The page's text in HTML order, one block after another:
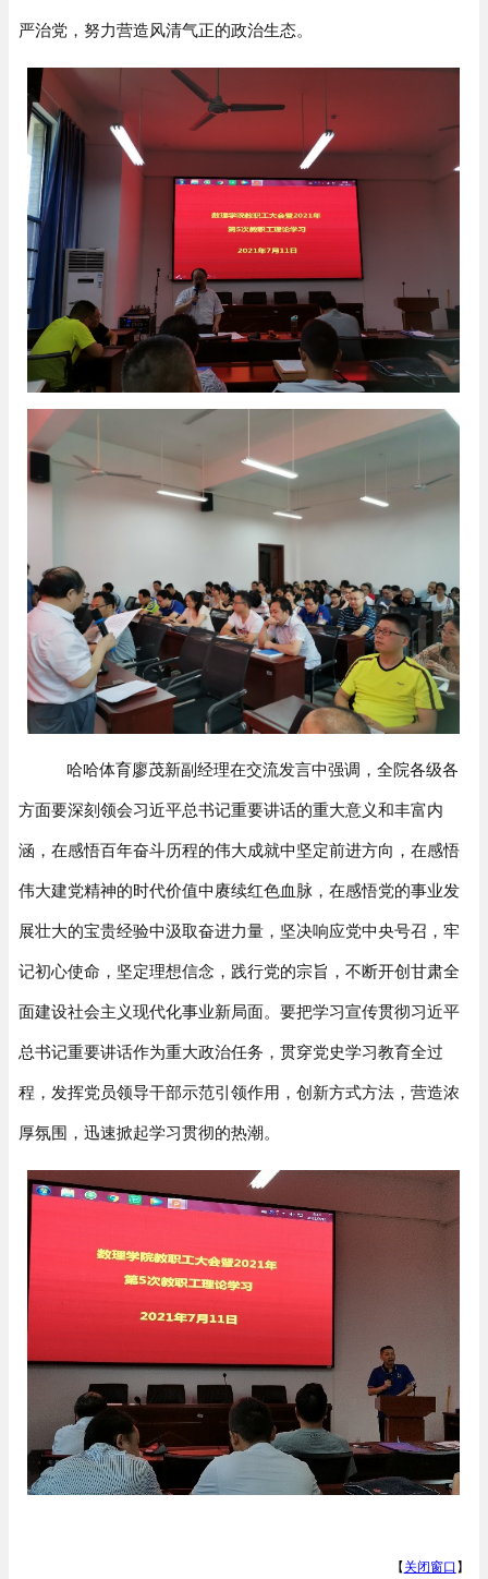
严治党，努力营造风清气正的政治生态。
哈哈体育廖茂新副经理在交流发言中强调，全院各级各
方面要深刻领会习近平总书记重要讲话的重大意义和丰富内
涵，在感悟百年奋斗历程的伟大成就中坚定前进方向，在感悟
伟大建党精神的时代价值中赓续红色血脉，在感悟党的事业发
展壮大的宝贵经验中汲取奋进力量，坚决响应党中央号召，牢
记初心使命，坚定理想信念，践行党的宗旨，不断开创甘肃全
面建设社会主义现代化事业新局面。要把学习宣传贯彻习近平
总书记重要讲话作为重大政治任务，贯穿党史学习教育全过
程，发挥党员领导干部示范引领作用，创新方式方法，营造浓
厚氛围，迅速掀起学习贯彻的热潮。
【关闭窗口 】